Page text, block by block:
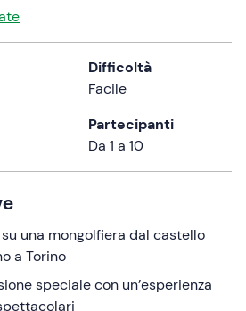
Difficoltà
Facile
Partecipanti
Da 1 a 10
una mongolfiera dal castello
a Torino
speciale con un’esperienza